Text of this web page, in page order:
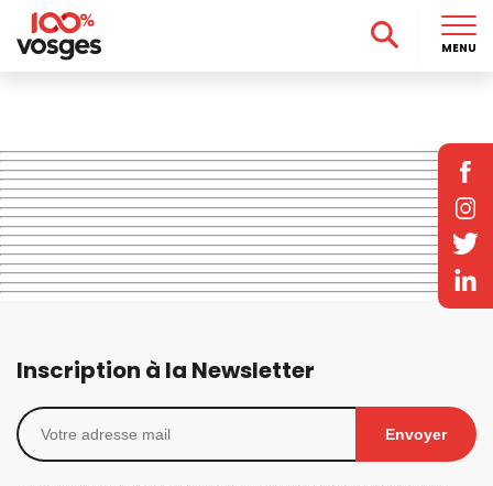
Inscription à la Newsletter
Envoyer
MENU